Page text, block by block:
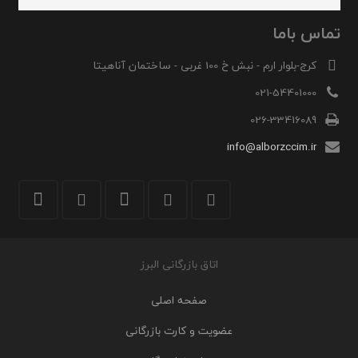
تماس باما
کرج-بلوار ارم - نبش خ 100 غربی - ساختمان آناهیتا
021-54401000
026-33416089
info@alborzccim.ir
اتاق بازرگانی البرز
صفحه اصلی
عضویت و کارت بازرگانی